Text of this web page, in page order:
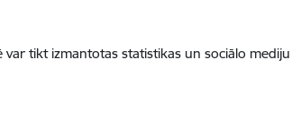
tikt izmantotas statistikas un sociālo